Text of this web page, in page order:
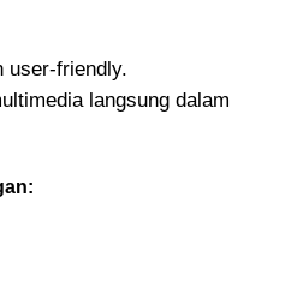
user-friendly.
langsung dalam